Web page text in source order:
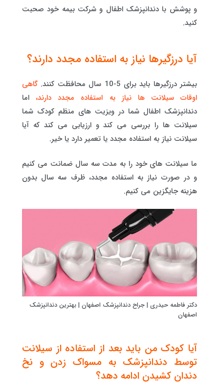
و پوشش با دندانپزشک اطفال و شرکت بیمه خود صحبت
کنید.
آیا درزگیرها نیاز به استفاده مجدد دارند؟
بیشتر درزگیرها باید برای 5-10 سال محافظت کنند.
گاهی
اوقات سیلانت ها نیاز به استفاده مجدد دارند، اما
دندانپزشک اطفال شما در ویزیت های منظم کودک شما
سیلانت ها را بررسی می کند و ارزیابی می کند که آیا
سیلانت نیاز به استفاده مجدد یا تعمیر دارد یا خیر.
ما سیلانت های خود را به مدت سه سال ضمانت می کنیم
و در صورت نیاز به استفاده مجدد، ظرف سه سال بدون
هزینه جایگزین می کنیم.
دکتر فاطمه حیدری | جراح دندانپزشک اصفهان | بهترین دندانپزشک
اصفهان
آیا کودک من باید بعد از استفاده از سیلانت
توسط دندانپزشک به مسواک زدن و نخ
دندان کشیدن ادامه دهد؟